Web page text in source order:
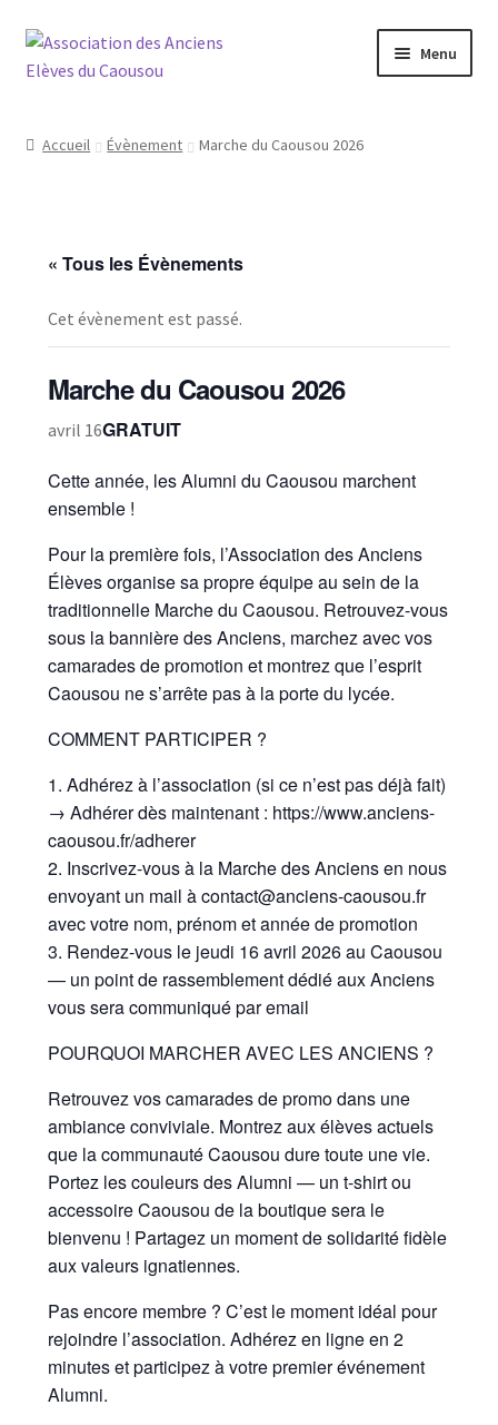
Aller
à
Aller
au
Menu
Actualités
Accueil Évènement Marche du Caousou 2026
« Tous les Évènements
Cet évènement est passé.
Marche du Caousou 2026
avril 16GRATUIT
Cette année, les Alumni du Caousou marchent
ensemble !
Pour la première fois, l’Association des Anciens
Élèves organise sa propre équipe au sein de la
traditionnelle Marche du Caousou. Retrouvez-vous
sous la bannière des Anciens, marchez avec vos
camarades de promotion et montrez que l’esprit
Caousou ne s’arrête pas à la porte du lycée.
COMMENT PARTICIPER ?
1. Adhérez à l’association (si ce n’est pas déjà fait)
→ Adhérer dès maintenant : https://www.anciens-
caousou.fr/adherer
2. Inscrivez-vous à la Marche des Anciens en nous
envoyant un mail à contact@anciens-caousou.fr
avec votre nom, prénom et année de promotion
3. Rendez-vous le jeudi 16 avril 2026 au Caousou
— un point de rassemblement dédié aux Anciens
vous sera communiqué par email
POURQUOI MARCHER AVEC LES ANCIENS ?
Retrouvez vos camarades de promo dans une
ambiance conviviale. Montrez aux élèves actuels
que la communauté Caousou dure toute une vie.
Portez les couleurs des Alumni — un t-shirt ou
accessoire Caousou de la boutique sera le
bienvenu ! Partagez un moment de solidarité fidèle
aux valeurs ignatiennes.
Pas encore membre ? C’est le moment idéal pour
rejoindre l’association. Adhérez en ligne en 2
minutes et participez à votre premier événement
Alumni.